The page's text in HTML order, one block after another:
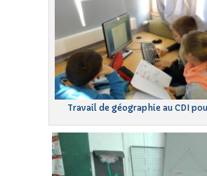
Travail de géographie au CDI